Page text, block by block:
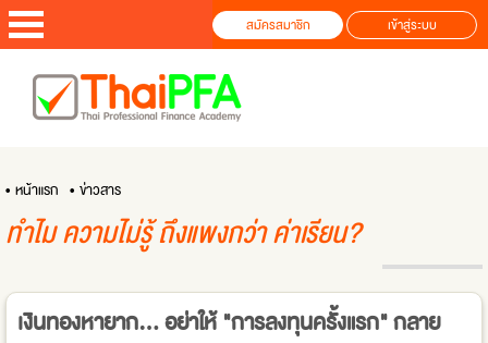
สมัครสมาชิก เข้าสู่ระบบ
• หน้าแรก • ข่าวสาร
ทำไม ความไม่รู้ ถึงแพงกว่า ค่าเรียน?
เงินทองหายาก... อย่าให้ "การลงทุนครั้งแรก" กลาย